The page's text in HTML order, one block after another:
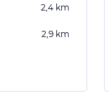
2,4 km
2,9 km